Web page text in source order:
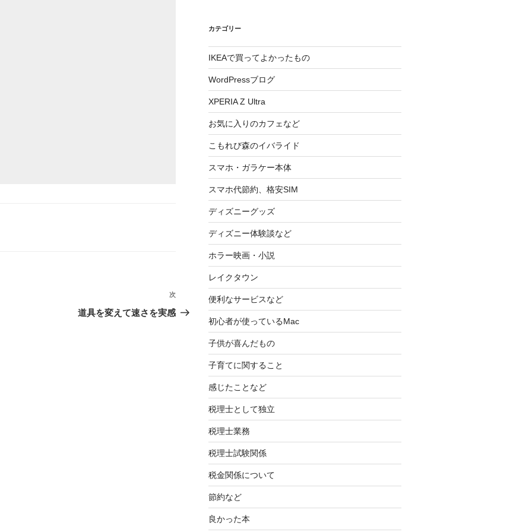
次
の
次
道具を変えて速さを実感
カテゴリー
IKEAで買ってよかったもの
WordPressブログ
XPERIA Z Ultra
お気に入りのカフェなど
こもれび森のイバライド
スマホ・ガラケー本体
スマホ代節約、格安SIM
ディズニーグッズ
ディズニー体験談など
ホラー映画・小説
レイクタウン
便利なサービスなど
初心者が使っているMac
子供が喜んだもの
子育てに関すること
感じたことなど
税理士として独立
税理士業務
税理士試験関係
税金関係について
節約など
良かった本